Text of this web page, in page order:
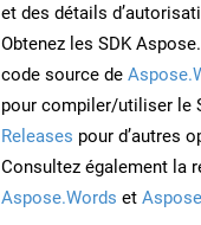
et des détails
Obtenez les SDK
code source de
pour compiler/utiliser le
Releases pour d’autres
Consultez également la
Aspose.Words et